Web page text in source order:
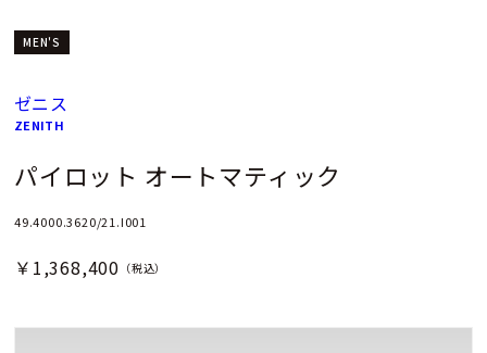
MEN'S
ゼニス
ZENITH
パイロット オートマティック
49.4000.3620/21.I001
￥1,368,400 （税込）